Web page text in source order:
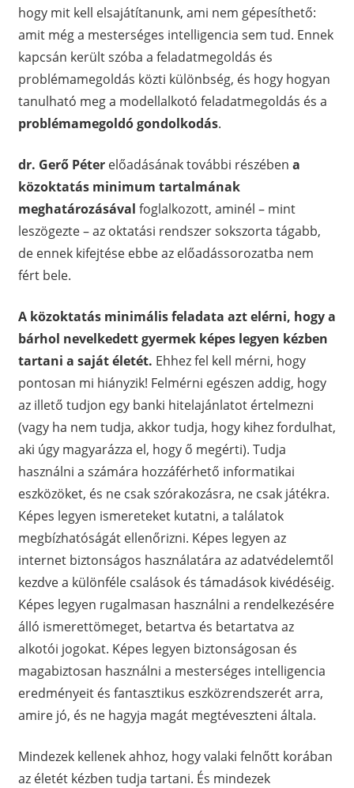
hogy mit kell elsajátítanunk, ami nem gépesíthető:
amit még a mesterséges intelligencia sem tud. Ennek
kapcsán került szóba a feladatmegoldás és
problémamegoldás közti különbség, és hogy hogyan
tanulható meg a modellalkotó feladatmegoldás és a
problémamegoldó gondolkodás.
dr. Gerő Péterelőadásának további részében a
közoktatás minimum tartalmának
meghatározásával foglalkozott, aminél – mint
leszögezte – az oktatási rendszer sokszorta tágabb,
de ennek kifejtése ebbe az előadássorozatba nem
fért bele.
A közoktatás minimális feladata azt elérni, hogy a
bárhol nevelkedett gyermek képes legyen kézben
tartani a saját életét. Ehhez fel kell mérni, hogy
pontosan mi hiányzik! Felmérni egészen addig, hogy
az illető tudjon egy banki hitelajánlatot értelmezni
(vagy ha nem tudja, akkor tudja, hogy kihez fordulhat,
aki úgy magyarázza el, hogy ő megérti). Tudja
használni a számára hozzáférhető informatikai
eszközöket, és ne csak szórakozásra, ne csak játékra.
Képes legyen ismereteket kutatni, a találatok
megbízhatóságát ellenőrizni. Képes legyen az
internet biztonságos használatára az adatvédelemtől
kezdve a különféle csalások és támadások kivédéséig.
Képes legyen rugalmasan használni a rendelkezésére
álló ismerettömeget, betartva és betartatva az
alkotói jogokat. Képes legyen biztonságosan és
magabiztosan használni a mesterséges intelligencia
eredményeit és fantasztikus eszközrendszerét arra,
amire jó, és ne hagyja magát megtéveszteni általa.
Mindezek kellenek ahhoz, hogy valaki felnőtt korában
az életét kézben tudja tartani. És mindezek